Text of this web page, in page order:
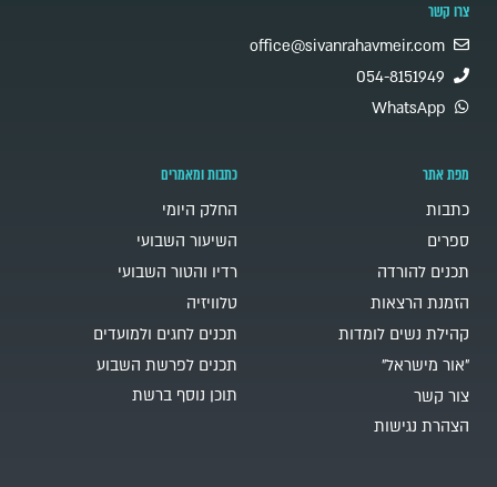
צרו קשר
office@sivanrahavmeir.com
054-8151949
WhatsApp
מפת אתר
כתבות
ספרים
תכנים להורדה
הזמנת הרצאות
קהילת נשים לומדות
"אור מישראל"
צור קשר
הצהרת נגישות
כתבות ומאמרים
החלק היומי
השיעור השבועי
רדיו והטור השבועי
טלוויזיה
תכנים לחגים ולמועדים
תכנים לפרשת השבוע
תוכן נוסף ברשת